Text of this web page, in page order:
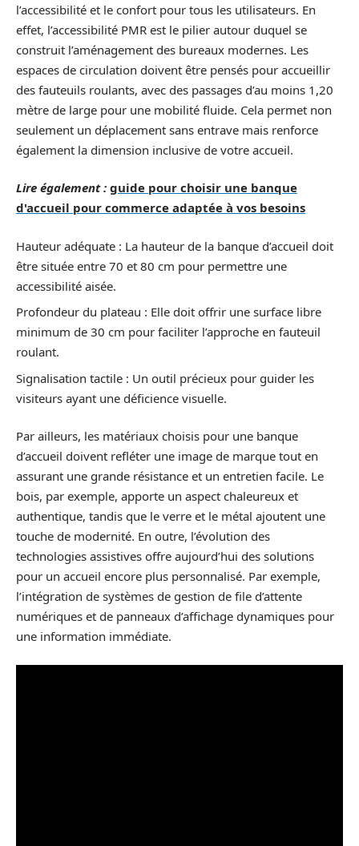
l’accessibilité et le confort pour tous les utilisateurs. En
effet, l’accessibilité PMR est le pilier autour duquel se
construit l’aménagement des bureaux modernes. Les
espaces de circulation doivent être pensés pour accueillir
des fauteuils roulants, avec des passages d’au moins 1,20
mètre de large pour une mobilité fluide. Cela permet non
seulement un déplacement sans entrave mais renforce
également la dimension inclusive de votre accueil.
Lire également : guide pour choisir une banque
d'accueil pour commerce adaptée à vos besoins
Hauteur adéquate : La hauteur de la banque d’accueil doit
être située entre 70 et 80 cm pour permettre une
accessibilité aisée.
Profondeur du plateau : Elle doit offrir une surface libre
minimum de 30 cm pour faciliter l’approche en fauteuil
roulant.
Signalisation tactile : Un outil précieux pour guider les
visiteurs ayant une déficience visuelle.
Par ailleurs, les matériaux choisis pour une banque
d’accueil doivent refléter une image de marque tout en
assurant une grande résistance et un entretien facile. Le
bois, par exemple, apporte un aspect chaleureux et
authentique, tandis que le verre et le métal ajoutent une
touche de modernité. En outre, l’évolution des
technologies assistives offre aujourd’hui des solutions
pour un accueil encore plus personnalisé. Par exemple,
l’intégration de systèmes de gestion de file d’attente
numériques et de panneaux d’affichage dynamiques pour
une information immédiate.